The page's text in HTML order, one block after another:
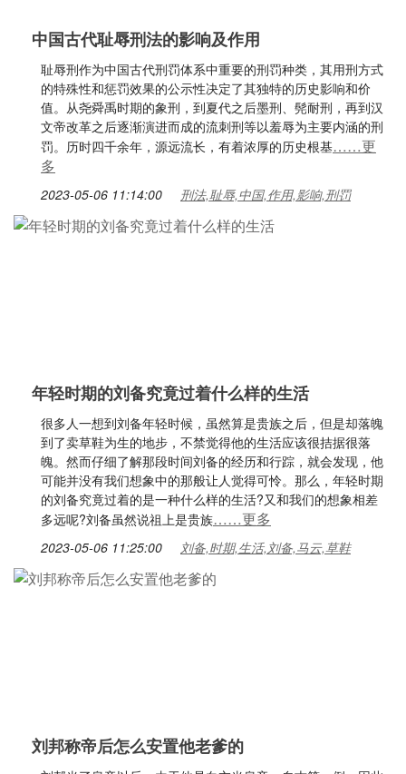
中国古代耻辱刑法的影响及作用
耻辱刑作为中国古代刑罚体系中重要的刑罚种类，其用刑方式
的特殊性和惩罚效果的公示性决定了其独特的历史影响和价
值。从尧舜禹时期的象刑，到夏代之后墨刑、髡耐刑，再到汉
文帝改革之后逐渐演进而成的流刺刑等以羞辱为主要内涵的刑
罚。历时四千余年，源远流长，有着浓厚的历史根基……更
多
2023-05-06 11:14:00 刑法,耻辱,中国,作用,影响,刑罚
年轻时期的刘备究竟过着什么样的生活
很多人一想到刘备年轻时候，虽然算是贵族之后，但是却落魄
到了卖草鞋为生的地步，不禁觉得他的生活应该很拮据很落
魄。然而仔细了解那段时间刘备的经历和行踪，就会发现，他
可能并没有我们想象中的那般让人觉得可怜。那么，年轻时期
的刘备究竟过着的是一种什么样的生活?又和我们的想象相差
多远呢?刘备虽然说祖上是贵族……更多
2023-05-06 11:25:00 刘备,时期,生活,刘备,马云,草鞋
刘邦称帝后怎么安置他老爹的